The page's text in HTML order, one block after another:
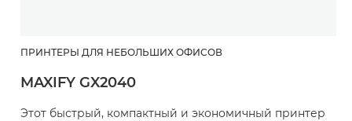
ПРИНТЕРЫ ДЛЯ НЕБОЛЬШИХ ОФИСОВ
MAXIFY GX2040
Этот быстрый, компактный и экономичный принтер